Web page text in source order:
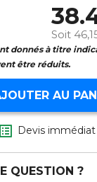
Soit
donnés à titre
être réduits.
AU
 Devis immédiat
QUESTION ?